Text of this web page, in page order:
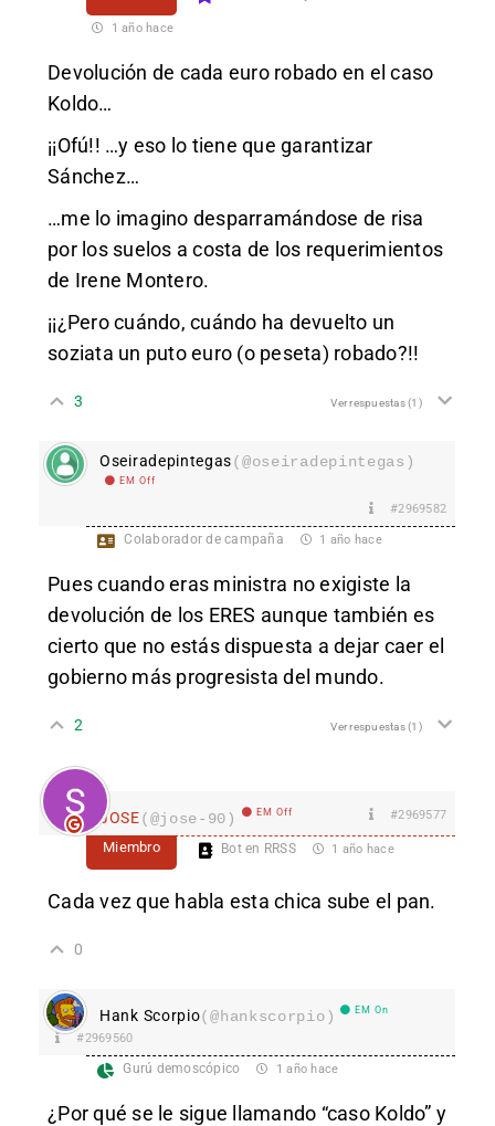
1 año hace
Devolución de cada euro robado en el caso
Koldo…
¡¡Ofú!! …y eso lo tiene que garantizar
Sánchez…
…me lo imagino desparramándose de risa
por los suelos a costa de los requerimientos
de Irene Montero.
¡¡¿Pero cuándo, cuándo ha devuelto un
soziata un puto euro (o peseta) robado?!!
3 Ver respuestas(1)
Oseiradepintegas(@oseiradepintegas)
EM Off
#2969582
Colaborador de campaña 1 año hace
Pues cuando eras ministra no exigiste la
devolución de los ERES aunque también es
cierto que no estás dispuesta a dejar caer el
gobierno más progresista del mundo.
2 Ver respuestas(1)
JOSE(@jose-90) EM Off #2969577
Miembro Bot en RRSS 1 año hace
Cada vez que habla esta chica sube el pan.
0
Hank Scorpio(@hankscorpio) EM On
#2969560
Gurú demoscópico 1 año hace
¿Por qué se le sigue llamando “caso Koldo” y